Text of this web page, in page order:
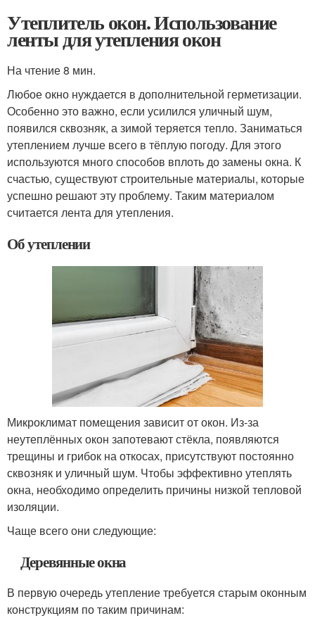
Утеплитель окон. Использование
ленты для утепления окон
На чтение 8 мин.
Любое окно нуждается в дополнительной герметизации.
Особенно это важно, если усилился уличный шум,
появился сквозняк, а зимой теряется тепло. Заниматься
утеплением лучше всего в тёплую погоду. Для этого
используются много способов вплоть до замены окна. К
счастью, существуют строительные материалы, которые
успешно решают эту проблему. Таким материалом
считается лента для утепления.
Об утеплении
Микроклимат помещения зависит от окон. Из-за
неутеплённых окон запотевают стёкла, появляются
трещины и грибок на откосах, присутствуют постоянно
сквозняк и уличный шум. Чтобы эффективно утеплять
окна, необходимо определить причины низкой тепловой
изоляции.
Чаще всего они следующие:
Деревянные окна
В первую очередь утепление требуется старым оконным
конструкциям по таким причинам: